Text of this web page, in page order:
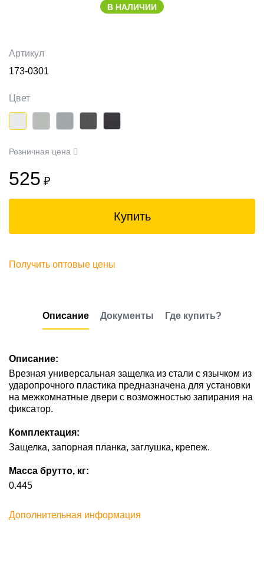
В НАЛИЧИИ
Артикул
173-0301
Цвет
Розничная цена
525 ₽
Купить
Получить оптовые цены
Описание Документы Где купить?
Описание:
Врезная универсальная защелка из стали с язычком из
ударопрочного пластика предназначена для установки
на межкомнатные двери с возможностью запирания на
фиксатор.
Комплектация:
Защелка, запорная планка, заглушка, крепеж.
Масса брутто, кг:
0.445
Дополнительная информация